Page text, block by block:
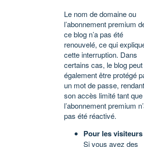
Le nom de domaine ou
l’abonnement premium
ce blog n’a pas été
renouvelé, ce qui
cette interruption. Dans
certains cas, le blog peut
également être protégé
un mot de passe, rendant
son accès limité tant que
l’abonnement premium
pas été réactivé.
Pour les visiteurs
Si vous avez des